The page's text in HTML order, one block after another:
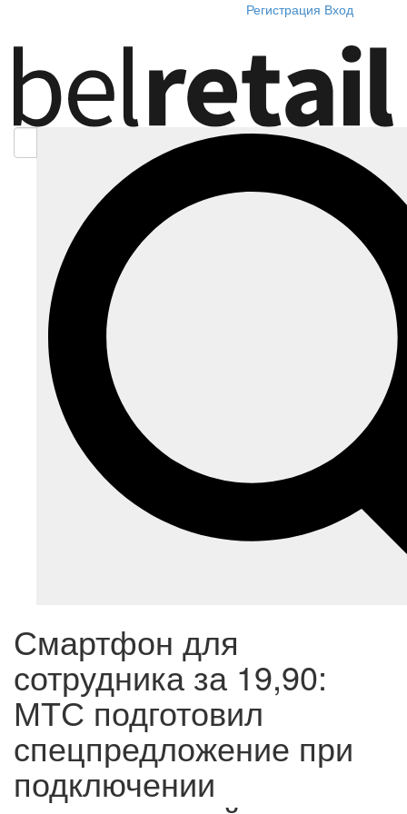
Регистрация Вход
Смартфон для
сотрудника за 19,90:
МТС подготовил
спецпредложение при
подключении